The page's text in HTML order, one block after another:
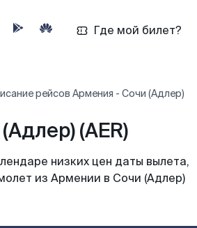
Где мой билет?
рейсов Армения - Сочи (Адлер)
(AER)
низких цен даты вылета,
из Армении в Сочи (Адлер)